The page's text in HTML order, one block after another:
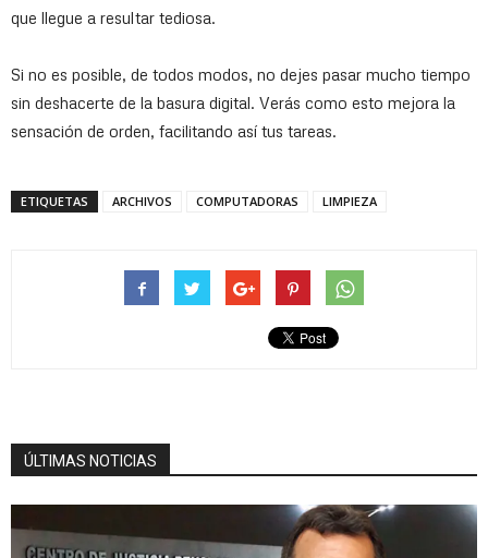
que llegue a resultar tediosa.
Si no es posible, de todos modos, no dejes pasar mucho tiempo
sin deshacerte de la basura digital. Verás como esto mejora la
sensación de orden, facilitando así tus tareas.
ETIQUETAS ARCHIVOS COMPUTADORAS LIMPIEZA
ÚLTIMAS NOTICIAS